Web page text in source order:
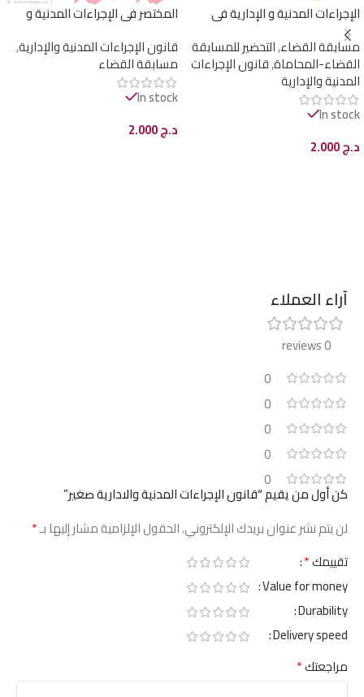
الإجراءات المدنية و الإدارية في
ضوء أراء الفقهاء و أحكام القضاة
مسابقة القضاء,التحضير للمسابقة
القضاء-المحاماة,قانون الإجراءات
المدنية والإدارية
In stock
د.ج
المختصر في الإجراءات المدنية و
قانون الإجراءات المدنية والإدارية,
مسابقة القضاء
In stock
د.ج
آراء العملاء
0 reviews
0
0
0
0
0
كن أول من يقيم “قانون الإجراءات المدنية والادارية صغير”
لن يتم نشر عنوان بريدك الإلكتروني.الحقول الإلزامية مشار إليها بـ*
تقييمك*
Value for money
Durability
Delivery speed
مراجعتك*